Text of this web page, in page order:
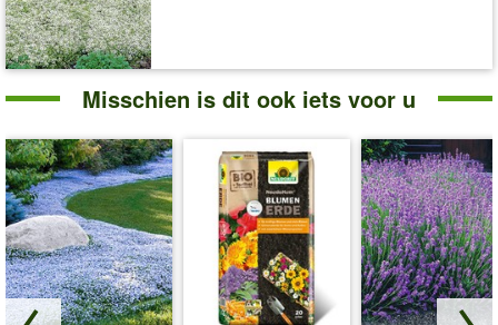
Misschien is dit ook iets voor u